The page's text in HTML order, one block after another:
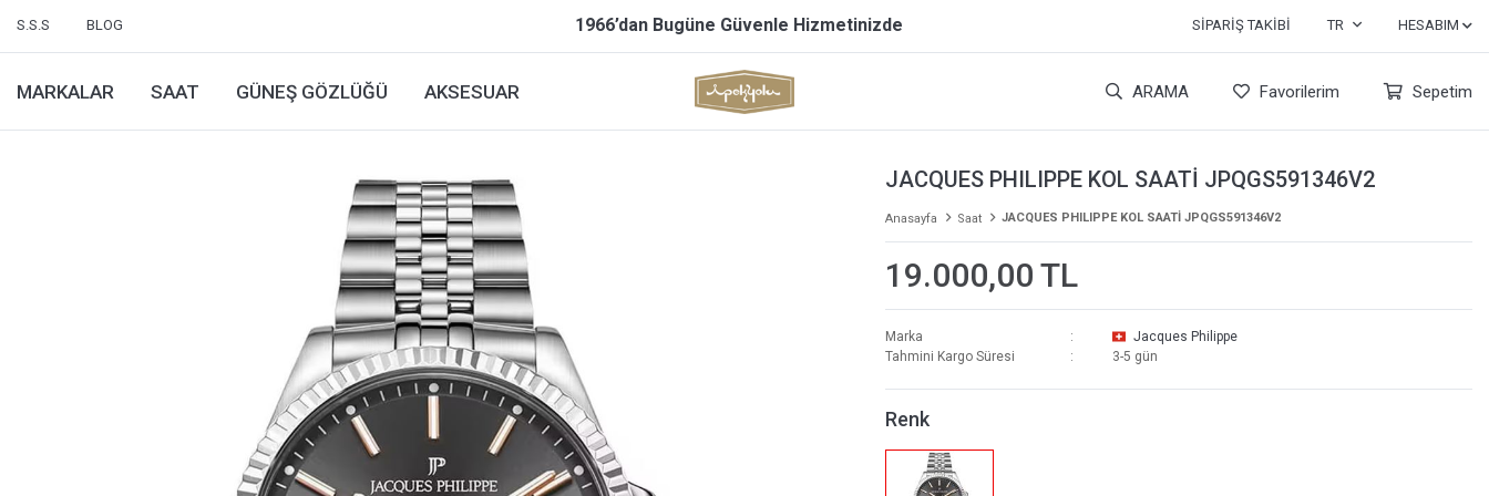
S.S.S BLOG 1966’dan Bugüne Güvenle Hizmetinizde SIPARIŞ TAKIBI TR HESABIM
MARKALAR SAAT GÜNEŞ GÖZLÜĞÜ AKSESUAR ARAMA Favorilerim Sepetim
JACQUES PHILIPPE KOL SAATİ JPQGS591346V2
Anasayfa Saat JACQUES PHILIPPE KOL SAATİ JPQGS591346V2
19.000,00 TL
Marka
Jacques Philippe
Tahmini Kargo Süresi
3-5 gün
Renk